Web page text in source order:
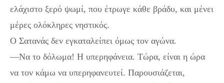
ελάχιστο ξερό ψωμί, που έτρωγε κάθε βράδυ, και μένει
μέρες ολόκληρες νηστικός.
Ο Σατανάς δεν εγκαταλείπει όμως τον αγώνα.
—Να το δόλωμα! Η υπερηφάνεια. Τώρα, είναι η ώρα
να τον κάμω να υπερηφανευτεί. Παρουσιάζεται,